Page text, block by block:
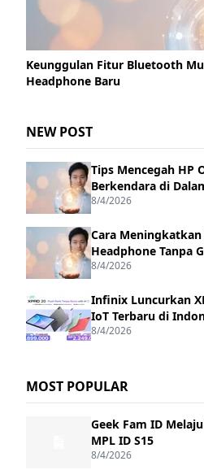
Keunggulan Fitur Bluetooth
Headphone Baru
NEW POST
Tips Mencegah HP
Berkendara di
8/4/2026
Cara Meningkatkan
Headphone Tanpa
8/4/2026
Infinix Luncurkan
IoT Terbaru di
8/4/2026
MOST POPULAR
Geek Fam ID
MPL ID S15
8/4/2026